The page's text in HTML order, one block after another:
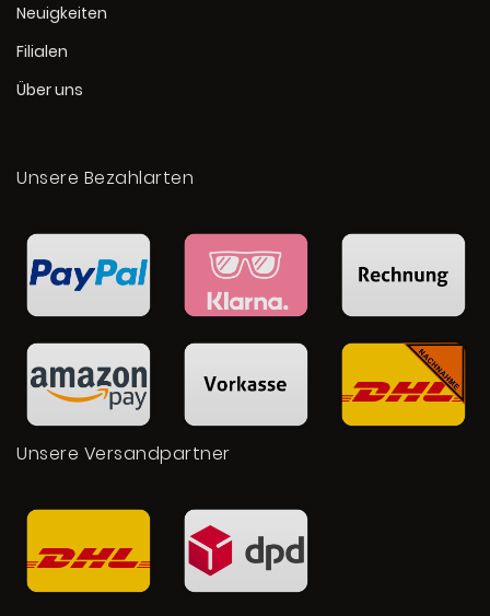
Neuigkeiten
Filialen
Über uns
Unsere Bezahlarten
Unsere Versandpartner